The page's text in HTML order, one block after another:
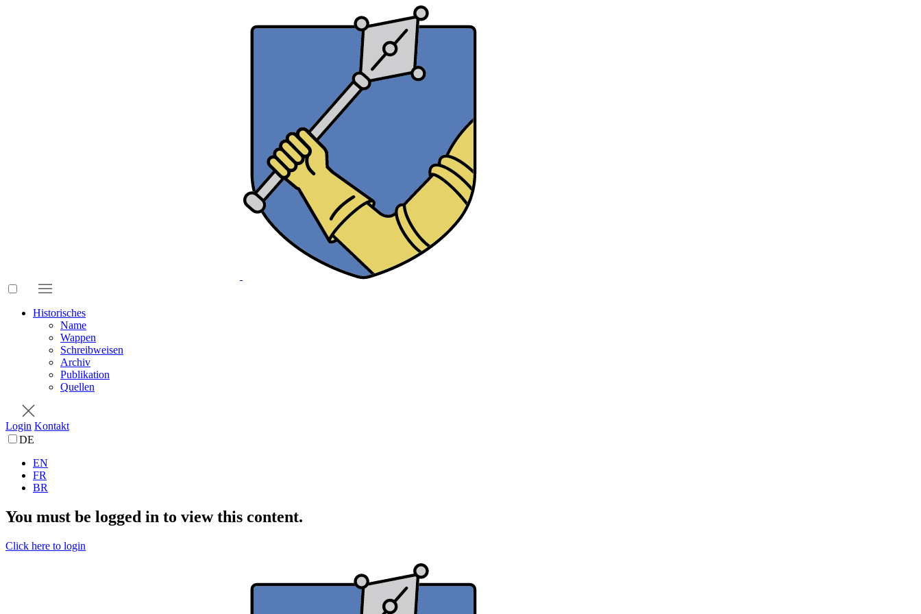
Historisches
Name
Wappen
Schreibweisen
Archiv
Publikation
Quellen
Login Kontakt
DE
EN
FR
BR
You must be logged in to view this content.
Click here to login